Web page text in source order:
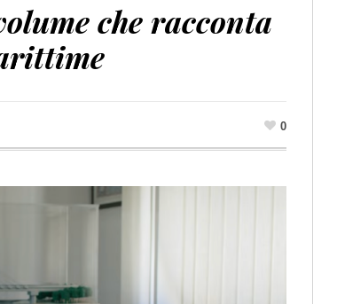
che racconta
0